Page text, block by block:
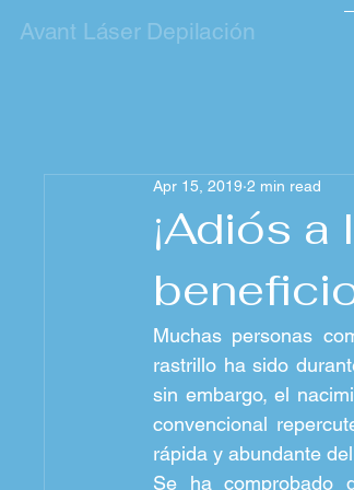
Avant Láser Depilación
¡Adiós
Apr 15, 2019 2 min read
Muchas personas
rastrillo ha sido
sin embargo, el
convencional
rápida y abundante
Se ha comprobado